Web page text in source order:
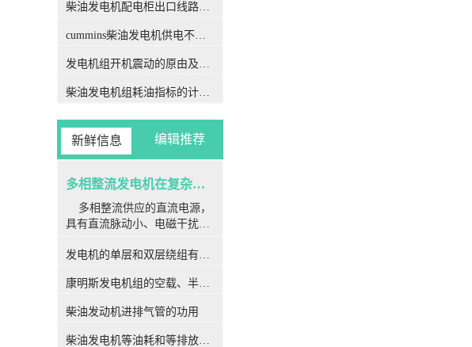
坏，不仅可能损坏电机，甚至
的安全，造成严重故障。 目
前对多相同步发电机整流系统
的故障讨论具体集中在电励磁
电机。对于永磁同步发电机，
电励磁电机大概，但各种材
料、形状和安装位置的永磁体
发生的磁场却比电励磁电机复
会使磁场发生畸变，进一步增
外，一旦检查到短路故障，电
励磁电机在停机使用中可选择
对电机的危害；而永磁电机由
于无法直接调节永磁体发生的
磁场，只能逐渐降低速度直至
损坏电机停机。在停机步骤中
电流，可能烧毁电机康明斯柴
柴油发电机配电柜出口线路连接程序和规范
cummins柴油发电机供电不足是什么起因？
发电机组开机震动的原由及其处理办法
柴油发电机组耗油指标的计算方法
新鲜信息 编辑推荐
多相整流发电机在复杂因素下常用于航空航天
多相整流供应的直流电源，
具有直流脉动小、电磁干扰
处，已广泛运用于航空航天、
种移动体（如飞机、舰船）电
源的核心部分，多相发电机带
整流装置的安全运转至关重
要。因为主用于移动体中，发
发电机的单层和双层绕组有何区别
康明斯发电机组的空载、半载及满载噪声试验技术条件
柴油发动机进排气管的功用
柴油发电机等油耗和等排放的万有特性